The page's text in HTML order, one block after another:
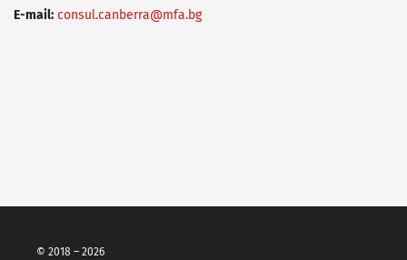
E-mail: consul.canberra@mfa.bg
© 2018 – 2026